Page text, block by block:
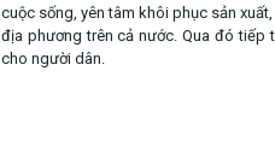
cuộc sống, yên tâm khôi phục sản
địa phương trên cả nước. Qua đó tiếp
cho người dân.